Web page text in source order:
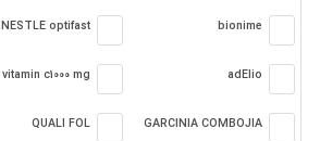
bionime
NESTLE optifast
adElio
vitamin c1000 mg
GARCINIA COMBOJIA
QUALI FOL